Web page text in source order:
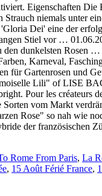
Rome From Paris, La
, 15 Août Férié France,